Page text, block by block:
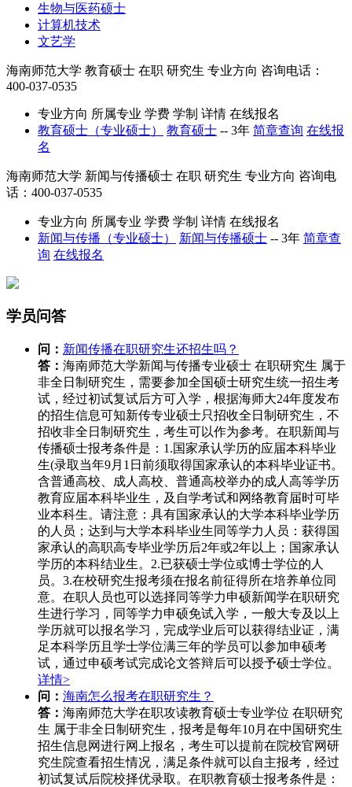
生物与医药硕士
计算机技术
文艺学
海南师范大学 教育硕士 在职 研究生 专业方向 咨询电话：
400-037-0535
专业方向 所属专业 学费 学制 详情 在线报名
教育硕士（专业硕士）
教育硕士 -- 3年 简章查询 在线报
名
海南师范大学 新闻与传播硕士 在职 研究生 专业方向 咨询电
话：400-037-0535
专业方向 所属专业 学费 学制 详情 在线报名
新闻与传播（专业硕士）
新闻与传播硕士 -- 3年 简章查
询 在线报名
学员问答
问： 新闻传播在职研究生还招生吗？
答： 海南师范大学新闻与传播专业硕士 在职研究生 属于
非全日制研究生，需要参加全国硕士研究生统一招生考
试，经过初试复试后方可入学，根据海师大24年度发布
的招生信息可知新传专业硕士只招收全日制研究生，不
招收非全日制研究生，考生可以作为参考。在职新闻与
传播硕士报考条件是：1.国家承认学历的应届本科毕业
生(录取当年9月1日前须取得国家承认的本科毕业证书。
含普通高校、成人高校、普通高校举办的成人高等学历
教育应届本科毕业生，及自学考试和网络教育届时可毕
业本科生。请注意：具有国家承认的大学本科毕业学历
的人员；达到与大学本科毕业生同等学力人员：获得国
家承认的高职高专毕业学历后2年或2年以上；国家承认
学历的本科结业生。2.已获硕士学位或博士学位的人
员。3.在校研究生报考须在报名前征得所在培养单位同
意。在职人员也可以选择同等学力申硕新闻学在职研究
生进行学习，同等学力申硕免试入学，一般大专及以上
学历就可以报名学习，完成学业后可以获得结业证，满
足本科学历且学士学位满三年的学员可以参加申硕考
试，通过申硕考试完成论文答辩后可以授予硕士学位。
详情>
问： 海南怎么报考在职研究生？
答： 海南师范大学在职攻读教育硕士专业学位 在职研究
生 属于非全日制研究生，报考是每年10月在中国研究生
招生信息网进行网上报名，考生可以提前在院校官网研
究生院查看招生情况，满足条件就可以自主报考，经过
初试复试后院校择优录取。在职教育硕士报考条件是：